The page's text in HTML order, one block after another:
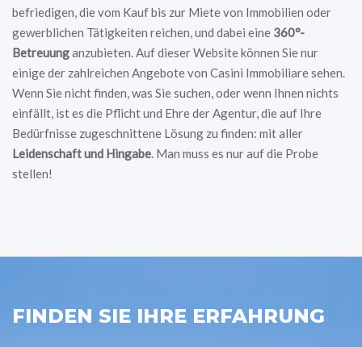
befriedigen, die vom Kauf bis zur Miete von Immobilien oder
gewerblichen Tätigkeiten reichen, und dabei eine 360°-
Betreuunganzubieten. Auf dieser Website können Sie nur
einige der zahlreichen Angebote von Casini Immobiliare sehen.
Wenn Sie nicht finden, was Sie suchen, oder wenn Ihnen nichts
einfällt, ist es die Pflicht und Ehre der Agentur, die auf Ihre
Bedürfnisse zugeschnittene Lösung zu finden: mit aller
Leidenschaft und Hingabe . Man muss es nur auf die Probe
stellen!
FINDEN SIE IHRE ERFAHRUNG